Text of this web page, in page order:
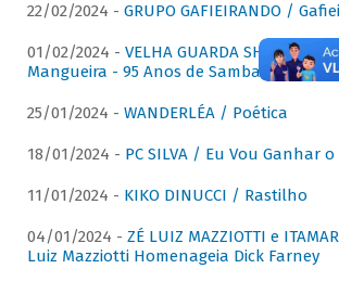
22/02/2024 - GRUPO GAFIEIRANDO /
01/02/2024 - VELHA GUARDA SHOW DA
Mangueira - 95 Anos de Samba
25/01/2024 - WANDERLÉA / Poética
18/01/2024 - PC SILVA / Eu Vou Ganhar
11/01/2024 - KIKO DINUCCI / Rastilho
04/01/2024 - ZÉ LUIZ MAZZIOTTI e
Luiz Mazziotti Homenageia Dick Farney